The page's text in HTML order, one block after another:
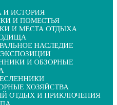
И ИСТОРИЯ
И ПОМЕСТЬЯ
И МЕСТА ОТДЫХА
НАСЛЕДИЕ
И ОБЗОРНЫЕ
ХОЗЯЙСТВА
ОТДЫХ И ПРИКЛЮЧЕНИЯ